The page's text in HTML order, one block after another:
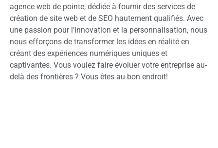
agence web de pointe, dédiée à fournir des services de
création de site web et de SEO hautement qualifiés. Avec
une passion pour l’innovation et la personnalisation, nous
nous efforçons de transformer les idées en réalité en
créant des expériences numériques uniques et
captivantes. Vous voulez faire évoluer votre entreprise au-
delà des frontières ? Vous êtes au bon endroit!